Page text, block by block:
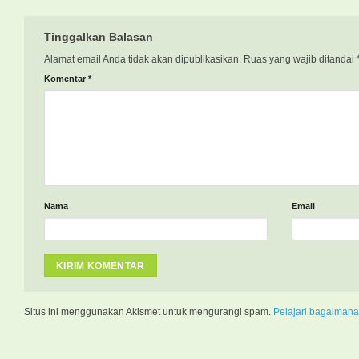
Tinggalkan Balasan
Alamat email Anda tidak akan dipublikasikan. Ruas yang wajib ditandai
Komentar *
Nama Email
Situs ini menggunakan Akismet untuk mengurangi spam. Pelajari